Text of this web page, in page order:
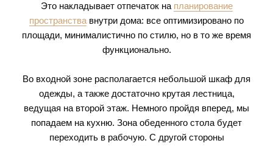
Это накладывает отпечаток на планирование
пространства внутри дома: все оптимизировано по
площади, минималистично по стилю, но в то же время
функционально.
Во входной зоне располагается небольшой шкаф для
одежды, а также достаточно крутая лестница,
ведущая на второй этаж. Немного пройдя вперед, мы
попадаем на кухню. Зона обеденного стола будет
переходить в рабочую. С другой стороны